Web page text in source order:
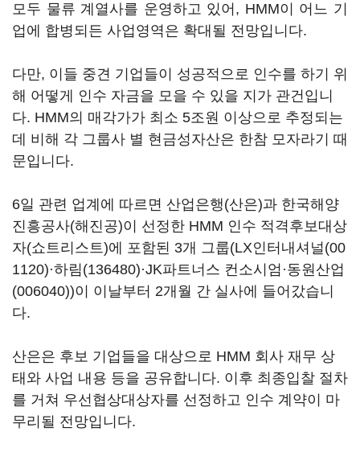
모두 물류 계열사를 운영하고 있어, HMM이 어느 기
업에 합병되든 사업영역은 확대될 전망입니다.
다만, 이들 중견 기업들이 성공적으로 인수를 하기 위
해 어떻게 인수 자금을 모을 수 있을 지가 관건입니
다. HMM의 매각가가 최소 5조원 이상으로 추정되는
데 비해 각 그룹사 별 현금성자산은 한참 모자라기 때
문입니다.
6일 관련 업계에 따르면 산업은행(산은)과 한국해양
진흥공사(해진공)이 선정한 HMM 인수 적격후보대상
자(쇼트리스트)에 포함된 3개 그룹(LX인터내셔널(00
1120)·하림(136480)·JK파트너스 컨소시엄·동원산업
(006040))이 이날부터 2개월 간 실사에 들어갔습니
다.
산은은 후보 기업들을 대상으로 HMM 회사 재무 상
태와 사업 내용 등을 공유합니다. 이후 최종입찰 절차
를 거쳐 우선협상대상자를 선정하고 인수 계약이 마
무리될 전망입니다.